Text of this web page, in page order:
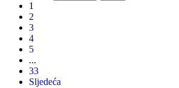
1
2
3
4
5
...
33
Sljedeća